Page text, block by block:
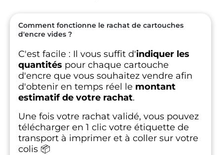
Comment fonctionne le rachat de cartouches
d'encre vides ?
C'est facile : Il vous suffit d'indiquer les
quantités pour chaque cartouche
d'encre que vous souhaitez vendre afin
d'obtenir en temps réel le montant
estimatif de votre rachat.
Une fois votre rachat validé, vous pouvez
télécharger en 1 clic votre étiquette de
transport à imprimer et à coller sur votre
colis 📦